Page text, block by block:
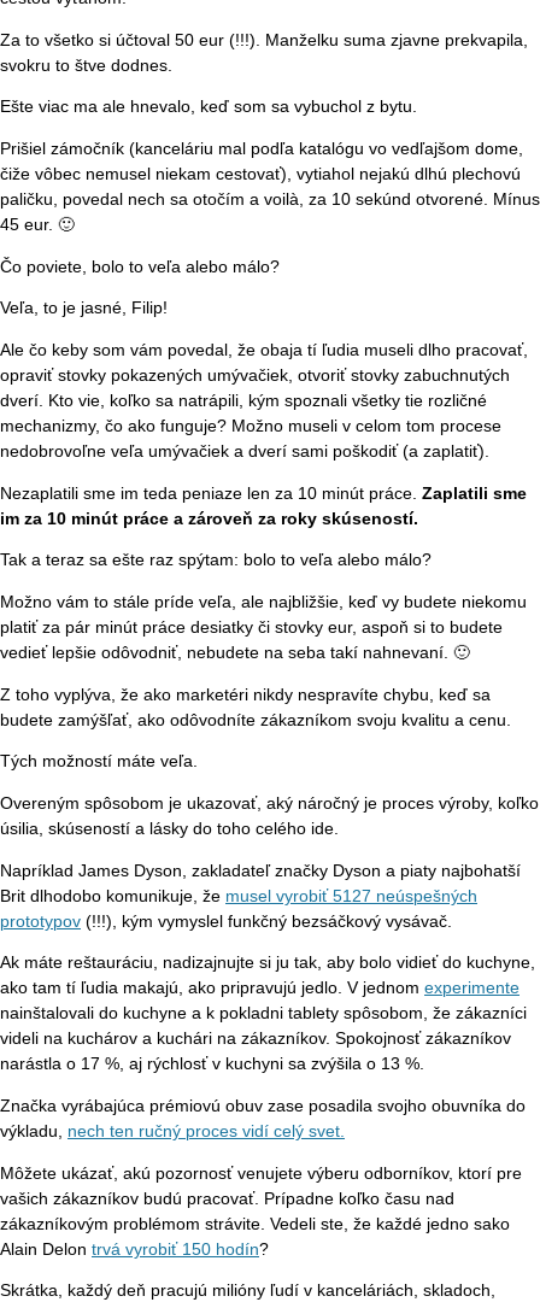
Za to všetko si účtoval 50 eur (!!!). Manželku suma zjavne prekvapila,
svokru to štve dodnes.
Ešte viac ma ale hnevalo, keď som sa vybuchol z bytu.
Prišiel zámočník (kanceláriu mal podľa katalógu vo vedľajšom dome,
čiže vôbec nemusel niekam cestovať), vytiahol nejakú dlhú plechovú
paličku, povedal nech sa otočím a voilà, za 10 sekúnd otvorené. Mínus
45 eur. 🙂
Čo poviete, bolo to veľa alebo málo?
Veľa, to je jasné, Filip!
Ale čo keby som vám povedal, že obaja tí ľudia museli dlho pracovať,
opraviť stovky pokazených umývačiek, otvoriť stovky zabuchnutých
dverí. Kto vie, koľko sa natrápili, kým spoznali všetky tie rozličné
mechanizmy, čo ako funguje? Možno museli v celom tom procese
nedobrovoľne veľa umývačiek a dverí sami poškodiť (a zaplatiť).
Nezaplatili sme im teda peniaze len za 10 minút práce. Zaplatili sme
im za 10 minút práce a zároveň za roky skúseností.
Tak a teraz sa ešte raz spýtam: bolo to veľa alebo málo?
Možno vám to stále príde veľa, ale najbližšie, keď vy budete niekomu
platiť za pár minút práce desiatky či stovky eur, aspoň si to budete
vedieť lepšie odôvodniť, nebudete na seba takí nahnevaní. 🙂
Z toho vyplýva, že ako marketéri nikdy nespravíte chybu, keď sa
budete zamýšľať, ako odôvodníte zákazníkom svoju kvalitu a cenu.
Tých možností máte veľa.
Overeným spôsobom je ukazovať, aký náročný je proces výroby, koľko
úsilia, skúseností a lásky do toho celého ide.
Napríklad James Dyson, zakladateľ značky Dyson a piaty najbohatší
Brit dlhodobo komunikuje, že musel vyrobiť 5127 neúspešných
prototypov (!!!), kým vymyslel funkčný bezsáčkový vysávač.
Ak máte reštauráciu, nadizajnujte si ju tak, aby bolo vidieť do kuchyne,
ako tam tí ľudia makajú, ako pripravujú jedlo. V jednom experimente
nainštalovali do kuchyne a k pokladni tablety spôsobom, že zákazníci
videli na kuchárov a kuchári na zákazníkov. Spokojnosť zákazníkov
narástla o 17 %, aj rýchlosť v kuchyni sa zvýšila o 13 %.
Značka vyrábajúca prémiovú obuv zase posadila svojho obuvníka do
výkladu, nech ten ručný proces vidí celý svet.
Môžete ukázať, akú pozornosť venujete výberu odborníkov, ktorí pre
vašich zákazníkov budú pracovať. Prípadne koľko času nad
zákazníkovým problémom strávite. Vedeli ste, že každé jedno sako
Alain Delon trvá vyrobiť 150 hodín?
Skrátka, každý deň pracujú milióny ľudí v kanceláriách, skladoch,